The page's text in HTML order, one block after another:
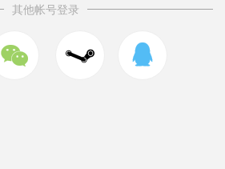
其他帐号登录
 